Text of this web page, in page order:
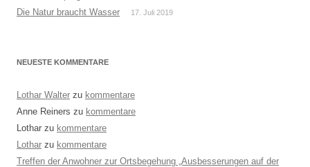
Die Natur braucht Wasser
17. Juli 2019
NEUESTE KOMMENTARE
Lothar Walter zu kommentare
Anne Reiners zu kommentare
Lothar zu kommentare
Lothar zu kommentare
Treffen der Anwohner zur Ortsbegehung „Ausbesserungen auf der